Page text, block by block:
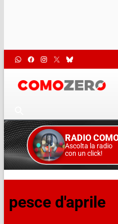
RADIO
Ascolta la radio
con un click!
pesce d'aprile